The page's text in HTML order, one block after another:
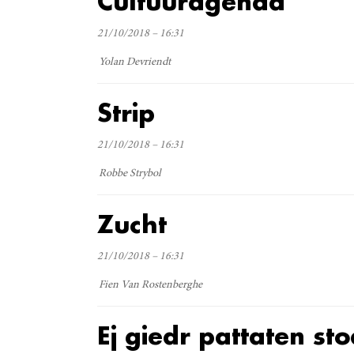
21/10/2018 – 16:31
Yolan Devriendt
Strip
21/10/2018 – 16:31
Robbe Strybol
Zucht
21/10/2018 – 16:31
Fien Van Rostenberghe
Ej giedr pattaten